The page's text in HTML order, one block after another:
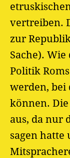
vertreiben.
zur
Sache).
Politik
werden, bei
können.
aus, da nur
sagen hatte